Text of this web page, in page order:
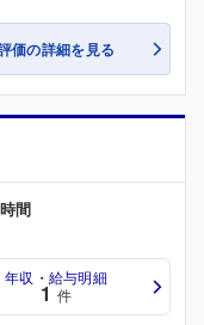
価の詳細を見る
時間
年収・給与明細
1 件